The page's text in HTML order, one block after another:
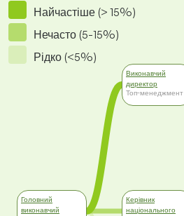
Найчастіше (> 15%)
Нечасто (5-15%)
Рідко (<5%)
Головний
виконавчий
Виконавчий
директор
Топ-менеджмент
Керівник
національного